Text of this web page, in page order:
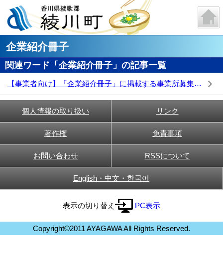
企業紹介冊子
関連ワード「企業紹介冊子」の記事一覧
【事業者向け】「企業紹介冊子」に掲載する事業所募集について
個人情報の取り扱い リンク
著作権 免責事項
お問い合わせ RSSについて
English・中文・한국어
表示の切り替え PC表示
Copyright©2011 AYAGAWA All Rights Reserved.